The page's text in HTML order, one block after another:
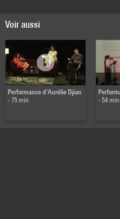
Voir aussi
Performance d'Aurélie Djian
- 75 min
- 54 min